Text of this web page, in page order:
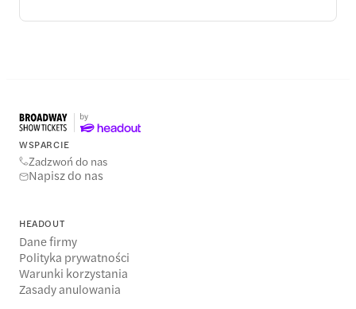
WSPARCIE
Zadzwoń do nas
Napisz do nas
HEADOUT
Dane firmy
Polityka prywatności
Warunki korzystania
Zasady anulowania